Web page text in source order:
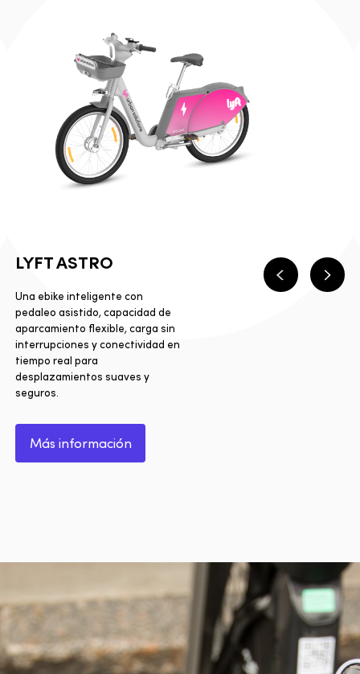
Anterior
LYFT ASTRO
Una ebike inteligente con
pedaleo asistido, capacidad de
aparcamiento flexible, carga sin
interrupciones y conectividad en
tiempo real para
desplazamientos suaves y
seguros.
Más información